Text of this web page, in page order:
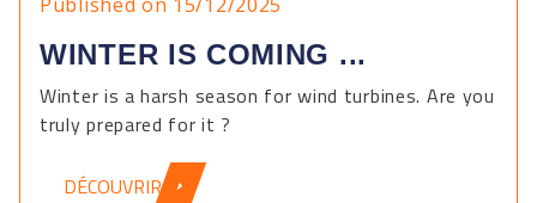
Published on 15/12/2025
WINTER IS COMING ...
Winter is a harsh season for wind turbines. Are you
truly prepared for it ?
DÉCOUVRIR